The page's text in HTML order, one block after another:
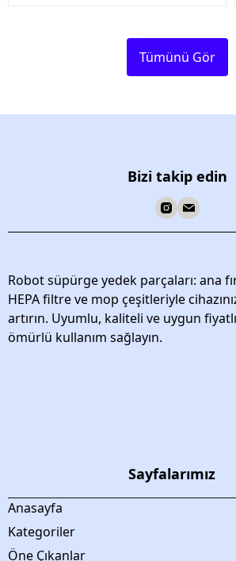
Tümünü Gör
Bizi takip edin
Robot süpürge yedek parçaları: ana
HEPA filtre ve mop çeşitleriyle
artırın. Uyumlu, kaliteli ve uygun
ömürlü kullanım sağlayın.
Sayfalarımız
Anasayfa
Kategoriler
Öne Çıkanlar